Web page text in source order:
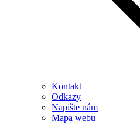
Kontakt
Odkazy
Napište nám
Mapa webu